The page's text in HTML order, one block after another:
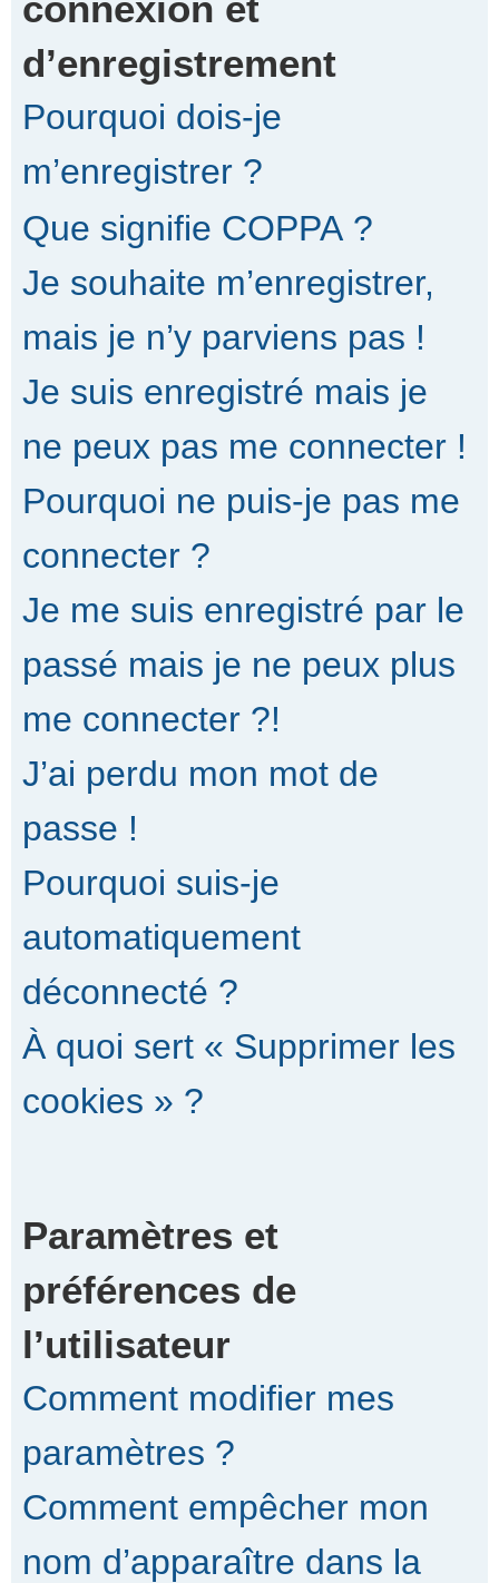
d’enregistrement
Pourquoi dois-je
m’enregistrer ?
Que signifie COPPA ?
Je souhaite m’enregistrer,
mais je n’y parviens pas !
Je suis enregistré mais je
ne peux pas me connecter !
Pourquoi ne puis-je pas me
connecter ?
Je me suis enregistré par le
passé mais je ne peux plus
me connecter ?!
J’ai perdu mon mot de
passe !
Pourquoi suis-je
automatiquement
déconnecté ?
À quoi sert « Supprimer les
cookies » ?
Paramètres et
préférences de
l’utilisateur
Comment modifier mes
paramètres ?
Comment empêcher mon
nom d’apparaître dans la